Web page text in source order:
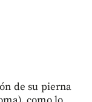
de su pierna